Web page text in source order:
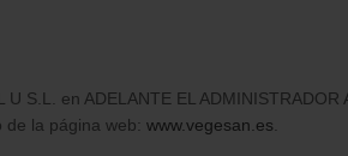
S.L. en ADELANTE EL ADMINISTRADOR
de la página web: www.vegesan.es